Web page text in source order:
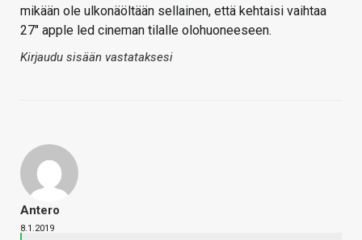
mikään ole ulkonäöltään sellainen, että kehtaisi vaihtaa
27" apple led cineman tilalle olohuoneeseen.
Kirjaudu sisään vastataksesi
Antero
8.1.2019